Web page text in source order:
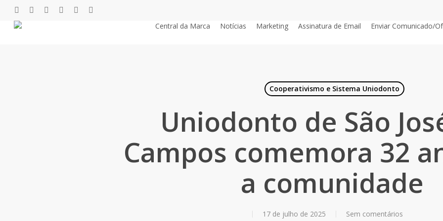
Pular
Central da Marca Notícias Marketing Assinatura de Email Enviar Comunicado/
Cooperativismo e Sistema Uniodonto
Uniodonto de São
Campos comemora 32
a comunidade
17 de julho de 2025 Sem comentários